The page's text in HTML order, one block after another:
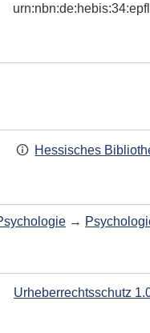
Hessisches
→
Urheberrechtsschutz